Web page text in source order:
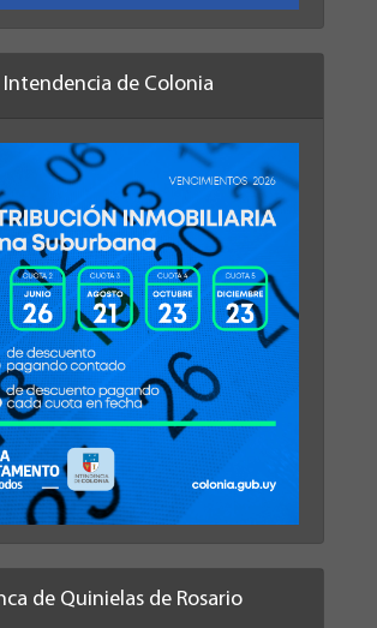
Intendencia de Colonia
de Quinielas de Rosario